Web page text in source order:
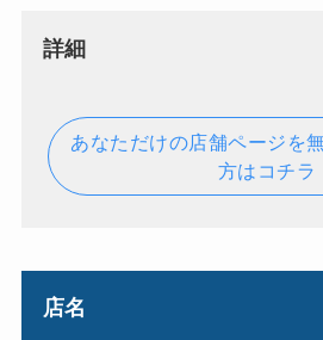
詳細
あなただけの店舗ページを
方はコチラ
店名